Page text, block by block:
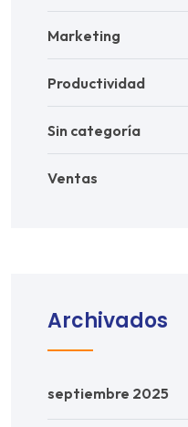
Marketing
Productividad
Sin categoría
Ventas
Archivados
septiembre 2025